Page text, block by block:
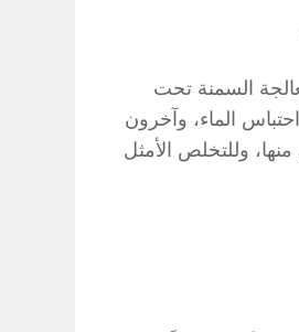
السمنة تحت
الماء، وآخرون
وللتخلص الأمثل